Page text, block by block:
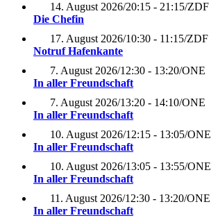
14. August 2026/20:15 - 21:15/ZDF
Die Chefin
17. August 2026/10:30 - 11:15/ZDF
Notruf Hafenkante
7. August 2026/12:30 - 13:20/ONE
In aller Freundschaft
7. August 2026/13:20 - 14:10/ONE
In aller Freundschaft
10. August 2026/12:15 - 13:05/ONE
In aller Freundschaft
10. August 2026/13:05 - 13:55/ONE
In aller Freundschaft
11. August 2026/12:30 - 13:20/ONE
In aller Freundschaft